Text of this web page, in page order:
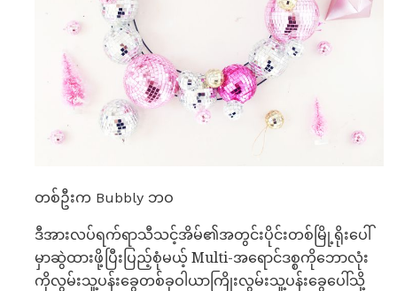
တစ်ဦးက Bubbly ဘဝ
ဒီအားလပ်ရက်ရာသီသင့်အိမ်၏အတွင်းပိုင်းတစ်မြို့ရိုးပေါ်
မှာဆွဲထားဖို့ပြီးပြည့်စုံမယ့် Multi-အရောင်ဒစ္စကိုဘောလုံး
ကိုလွမ်းသူ့ပန်းခွေတစ်ခုဝါယာကြိုးလွမ်းသူ့ပန်းခွေပေါ်သို့